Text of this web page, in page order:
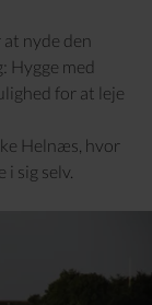
nyde den
Hygge med
for at leje
Helnæs, hvor
sig selv.